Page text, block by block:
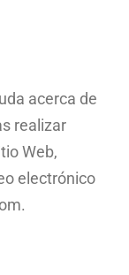
acerca de
realizar
Web,
electrónico